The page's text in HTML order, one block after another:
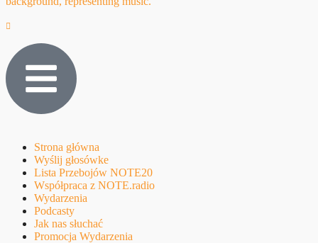
Strona główna
Wyślij głosówke
Lista Przebojów NOTE20
Współpraca z NOTE.radio
Wydarzenia
Podcasty
Jak nas słuchać
Promocja Wydarzenia